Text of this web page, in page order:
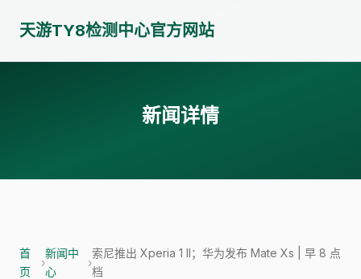
天游TY8检测中心官方网站
新闻详情
首
页
›
新闻中
心
›
索尼推出 Xperia 1 II；华为发布 Mate Xs | 早 8 点
档